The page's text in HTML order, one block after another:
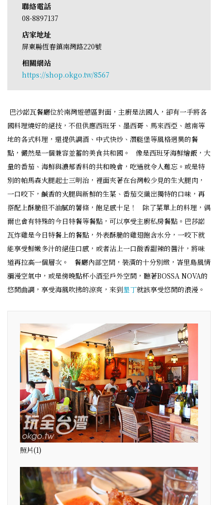
聯絡電話
08-8897137
店家地址
屏東縣恆春鎮南灣路220號
相關網站
https://shop.okgo.tw/8567
巴沙諾瓦餐廳位於南灣遊憩區對面，主廚是法國人，卻有一手將各
國料理燒好的絕技，不但供應西班牙、墨西哥、馬來西亞、越南等
地的各式料理，還提供調酒、中式快炒、潛艇堡等風格迥異的餐
點，儼然是一個兼容並蓄的美食共和國。 像是西班牙海鮮燴飯，大
量的番茄、海鮮與濃郁香料的共和晚會，吃過就令人難忘。或是特
別的帕馬森火腿起士三明治，裡面夾著在台灣較少見的生火腿肉，
一口咬下，鹹香的火腿與新鮮的生菜、番茄交織出獨特的口味，再
搭配上酥脆但不油膩的薯條，飽足感十足！ 除了菜單上的料理，偶
爾也會有特殊的今日特餐等餐點，可以享受主廚私房餐點。巴莎諾
瓦炸雞是今日特餐上的餐點，外表酥脆的雞翅飽含水分，一咬下就
能享受鮮嫩多汁的絕佳口感，或者沾上一口酸香甜辣的醬汁，將味
道再拉高一個層次。 餐廳內部空間，裝潢的十分別緻，峇里島風情
瀰漫空氣中，或是傍晚點杯小酒至戶外空間，聽著BOSSA NOVA的
悠閒曲調，享受海風吹拂的涼爽，來到墾丁就該享受悠閒的浪漫。
照片(1)